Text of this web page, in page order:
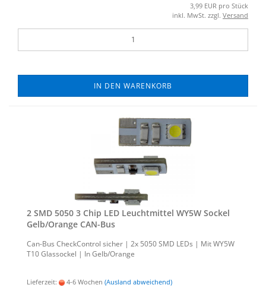
3,99 EUR pro Stück
inkl. MwSt. zzgl. Versand
IN DEN WARENKORB
2 SMD 5050 3 Chip LED Leucht­mit­tel WY5W So­ckel
Gelb/Oran­ge CAN-​Bus
Can-​Bus Check­Con­trol si­cher | 2x 5050 SMD LEDs | Mit WY5W
T10 Glas­so­ckel | In Gelb/Oran­ge
Lieferzeit: 4-6 Wochen (Ausland abweichend)